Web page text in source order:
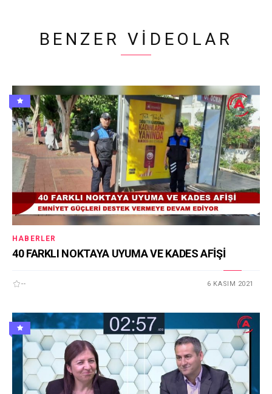
BENZER VIDEOLAR
HABERLER
40 FARKLI NOKTAYA UYUMA VE KADES AFİŞİ
-- 6 KASIM 2021